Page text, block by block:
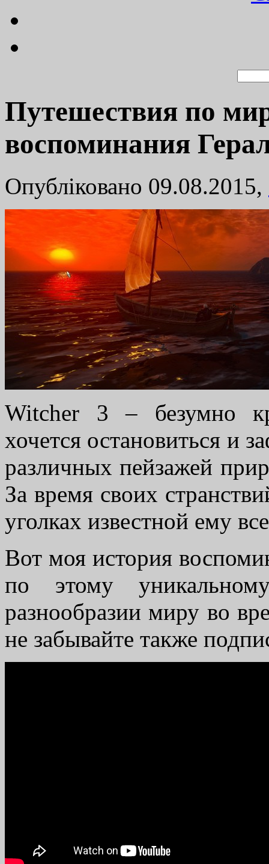
Путешествия по
воспоминания
Опубліковано 09.08.2015,
Witcher 3 – безумно
хочется остановиться и
различных пейзажей
За время своих
уголках известной ему
Вот моя история
по этому
разнообразии миру во
не забывайте также